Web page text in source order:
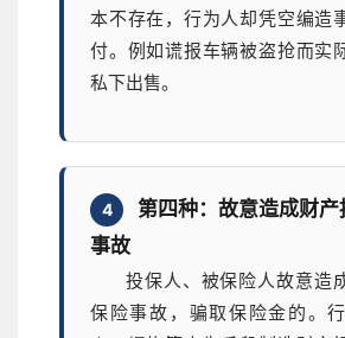
本不存在，行为人却凭空编造
付。例如谎报车辆被盗抢而实
私下出售。
4
第四种：故意造成财
事故
投保人、被保险人故意造
保险事故，骗取保险金的。